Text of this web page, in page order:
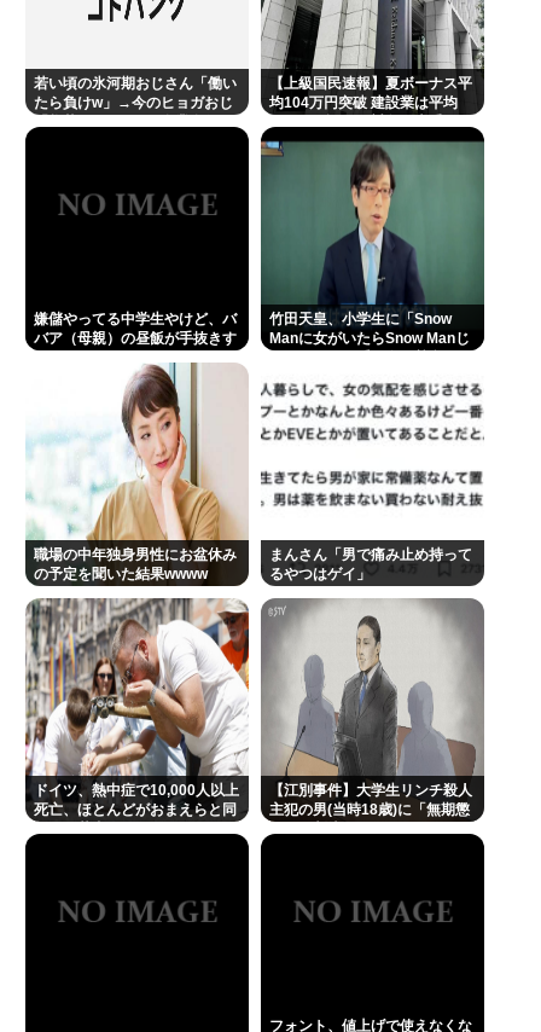
若い頃の氷河期おじさん「働い
たら負けw」→今のヒョガおじ
【上級国民速報】夏ボーナス平
均104万円突破 建設業は平均
社93万人、全就業者の1%強
嫌儲やってる中学生やけど、バ
バア（母親）の昼飯が手抜きす
竹田天皇、小学生に「Snow
Manに女がいたらSnow Manじ
職場の中年独身男性にお盆休み
の予定を聞いた結果wwww
まんさん「男で痛み止め持って
るやつはゲイ」
ドイツ、熱中症で10,000人以上
死亡、ほとんどがおまえらと同
【江別事件】大学生リンチ殺人
主犯の男(当時18歳)に「無期懲
フォント、値上げで使えなくな